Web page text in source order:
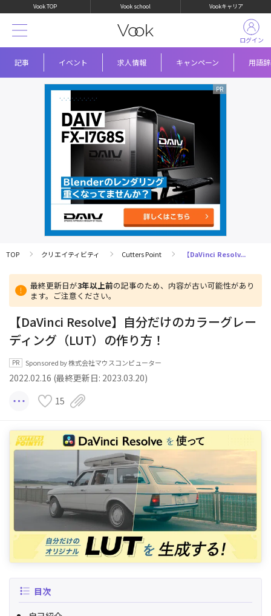
Vook TOP Vook school Vookキャリア
記事 イベント 求人情報 キャンペーン 用語
ログイン
TOP クリエイティビティ Cutters Point 【DaVinci Resolv...
最終更新日が3年以上前の記事のため、内容が古い可能性があり
ます。ご注意ください。
【DaVinci Resolve】自分だけのカラーグレー
ディング（LUT）の作り方！
Sponsored by 株式会社マウスコンピューター
2022.02.16 (最終更新日: 2023.03.20)
15
目次